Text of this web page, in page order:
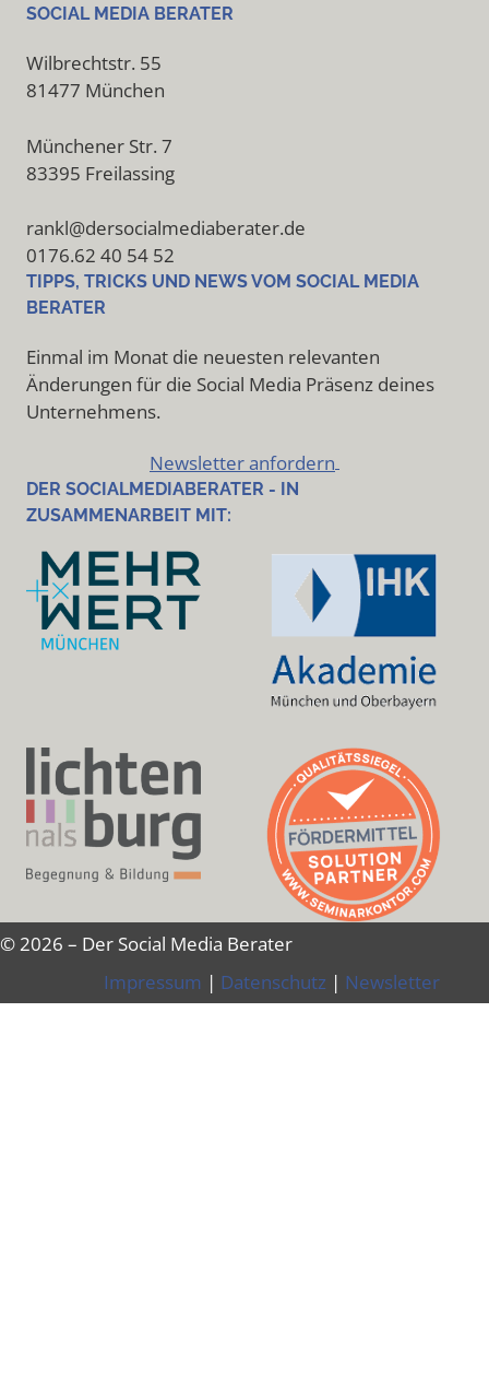
SOCIAL MEDIA BERATER
Wilbrechtstr. 55
81477 München
Münchener Str. 7
83395 Freilassing
rankl@dersocialmediaberater.de
0176.62 40 54 52
TIPPS, TRICKS UND NEWS VOM SOCIAL MEDIA
BERATER
Einmal im Monat die neuesten relevanten
Änderungen für die Social Media Präsenz deines
Unternehmens.
Newsletter anfordern
DER SOCIALMEDIABERATER - IN
ZUSAMMENARBEIT MIT:
© 2026 – Der Social Media Berater
Impressum | Datenschutz | Newsletter